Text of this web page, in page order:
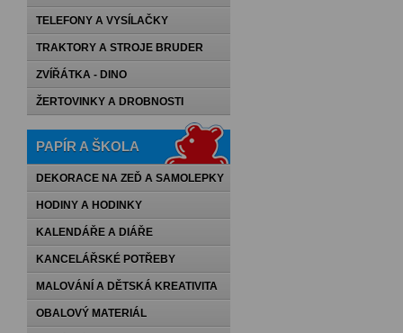
TELEFONY A VYSÍLAČKY
TRAKTORY A STROJE BRUDER
ZVÍŘÁTKA - DINO
ŽERTOVINKY A DROBNOSTI
PAPÍR A ŠKOLA
DEKORACE NA ZEĎ A SAMOLEPKY
HODINY A HODINKY
KALENDÁŘE A DIÁŘE
KANCELÁŘSKÉ POTŘEBY
MALOVÁNÍ A DĚTSKÁ KREATIVITA
OBALOVÝ MATERIÁL